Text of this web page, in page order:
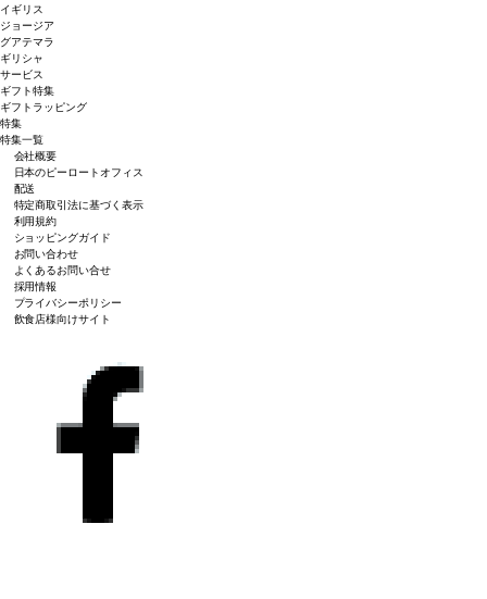
イギリス
ジョージア
グアテマラ
ギリシャ
サービス
ギフト特集
ギフトラッピング
特集
特集一覧
会社概要
日本のピーロートオフィス
配送
特定商取引法に基づく表示
利用規約
ショッピングガイド
お問い合わせ
よくあるお問い合せ
採用情報
プライバシーポリシー
飲食店様向けサイト